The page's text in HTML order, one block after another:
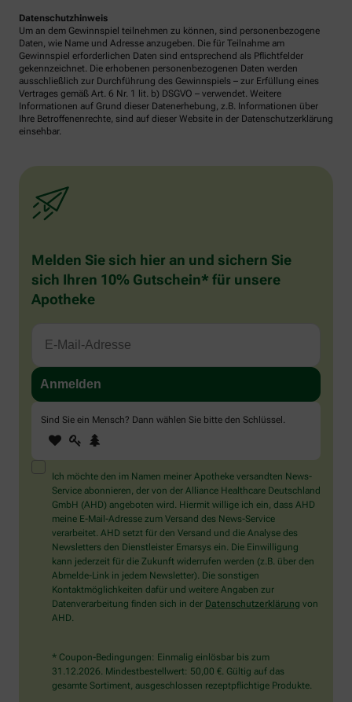
Datenschutzhinweis
Um an dem Gewinnspiel teilnehmen zu können, sind personenbezogene
Daten, wie Name und Adresse anzugeben. Die für Teilnahme am
Gewinnspiel erforderlichen Daten sind entsprechend als Pflichtfelder
gekennzeichnet. Die erhobenen personenbezogenen Daten werden
ausschließlich zur Durchführung des Gewinnspiels – zur Erfüllung eines
Vertrages gemäß Art. 6 Nr. 1 lit. b) DSGVO – verwendet. Weitere
Informationen auf Grund dieser Datenerhebung, z.B. Informationen über
Ihre Betroffenenrechte, sind auf dieser Website in der Datenschutzerklärung
einsehbar.
Melden Sie sich hier an und sichern Sie
sich Ihren 10% Gutschein* für unsere
Apotheke
Sind Sie ein Mensch? Dann wählen Sie bitte den Schlüssel .
Sind
Sie
ein
Mensch?
Dann
wählen
Sie
bitte
den
Schlüssel.
1 2
Ich möchte den im Namen meiner Apotheke versandten News-
Service abonnieren, der von der Alliance Healthcare Deutschland
GmbH (AHD) angeboten wird. Hiermit willige ich ein, dass AHD
meine E-Mail-Adresse zum Versand des News-Service
verarbeitet. AHD setzt für den Versand und die Analyse des
Newsletters den Dienstleister Emarsys ein. Die Einwilligung
kann jederzeit für die Zukunft widerrufen werden (z.B. über den
Abmelde-Link in jedem Newsletter). Die sonstigen
Kontaktmöglichkeiten dafür und weitere Angaben zur
Datenverarbeitung finden sich in der Datenschutzerklärung von
AHD.
* Coupon-Bedingungen: Einmalig einlösbar bis zum
31.12.2026. Mindestbestellwert: 50,00 €. Gültig auf das
gesamte Sortiment, ausgeschlossen rezeptpflichtige Produkte.